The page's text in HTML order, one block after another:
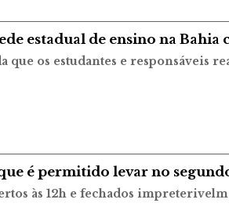
estadual de ensino na Bahia
que os estudantes e responsáveis
é permitido levar no
às 12h e fechados